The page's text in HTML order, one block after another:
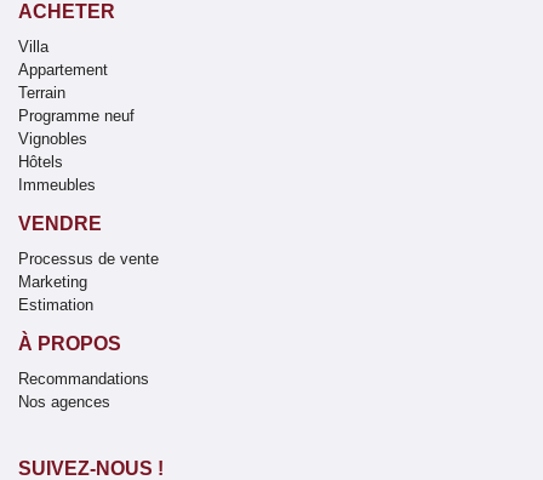
ACHETER
Villa
Appartement
Terrain
Programme neuf
Vignobles
Hôtels
Immeubles
VENDRE
Processus de vente
Marketing
Estimation
À PROPOS
Recommandations
Nos agences
SUIVEZ-NOUS !